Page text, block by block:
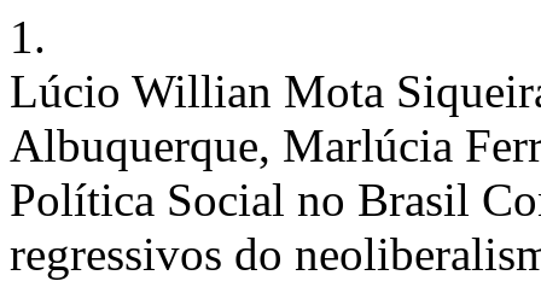
1.
Lúcio Willian Mota
Albuquerque, Marlúcia
Política Social no Brasil
regressivos do